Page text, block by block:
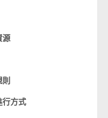
源
行方式